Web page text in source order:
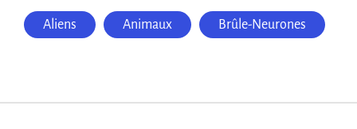
Aliens Animaux Brûle-Neurones